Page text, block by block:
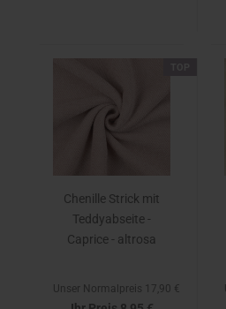
Chenille Strick mit
Teddyabseite -
Caprice - altrosa
Unser Normalpreis 17,90 €